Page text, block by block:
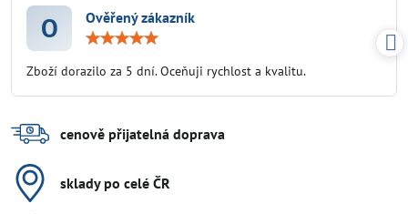
O Ověřený zákazník
5
Zboží dorazilo za 5 dní. Oceňuji rychlost a kvalitu.
cenově přijatelná doprava
sklady po celé ČR